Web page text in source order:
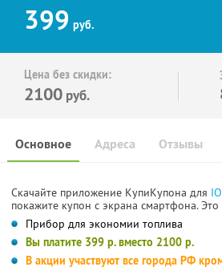
399 руб.
Цена без скидки:
2100 руб.
Основное Отзывы
Адреса
Скачайте приложение КупиКупона для
покажите купон с экрана смартфона.
Прибор для экономии топлива
Вы платите 399 р. вместо 2100 р.
В акции участвуют все города РФ